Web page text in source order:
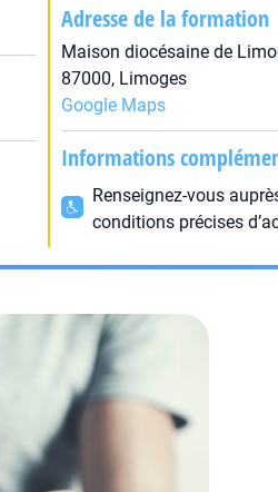
Adresse de la formation
Maison diocésaine de
87000, Limoges
Google Maps
Informations
Renseignez-vous
conditions précises